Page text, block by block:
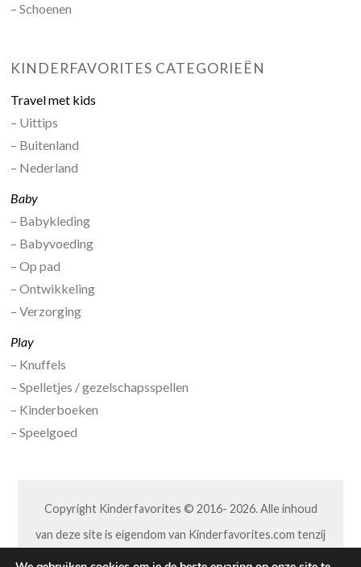
– Schoenen
KINDERFAVORITES CATEGORIEËN
Travel met kids
– Uittips
– Buitenland
– Nederland
Baby
– Babykleding
– Babyvoeding
– Op pad
– Ontwikkeling
– Verzorging
Play
– Knuffels
– Spelletjes / gezelschapsspellen
– Kinderboeken
– Speelgoed
Copyright Kinderfavorites © 2016- 2026. Alle inhoud
van deze site is eigendom van Kinderfavorites.com tenzij
anders aangegeven. Niets van deze site mag op welke